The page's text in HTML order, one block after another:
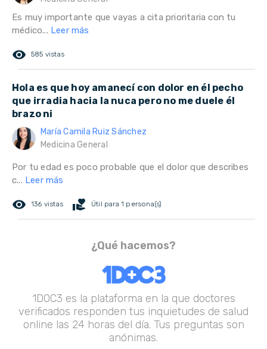
Es muy importante que vayas a cita prioritaria con tu
médico... Leer más
remove_red_eye 585 vistas
Hola es que hoy amanecí con dolor en él pecho
que irradia hacia la nuca pero no me duele él
brazo ni
María Camila Ruiz Sánchez
Medicina General
Por tu edad es poco probable que el dolor que describes
c... Leer más
remove_red_eye 136 vistas volunteer_activism Útil para 1 persona(s)
¿Qué hacemos?
1DOC3 es la plataforma en la que doctores
verificados responden tus inquietudes de salud
online las 24 horas del día. Tus preguntas son
anónimas.